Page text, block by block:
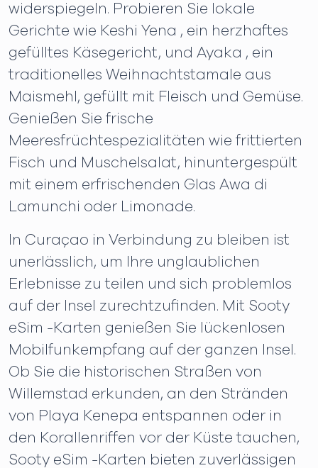
widerspiegeln. Probieren Sie lokale
Gerichte wie Keshi Yena , ein herzhaftes
gefülltes Käsegericht, und Ayaka , ein
traditionelles Weihnachtstamale aus
Maismehl, gefüllt mit Fleisch und Gemüse.
Genießen Sie frische
Meeresfrüchtespezialitäten wie frittierten
Fisch und Muschelsalat, hinuntergespült
mit einem erfrischenden Glas Awa di
Lamunchi oder Limonade.
In Curaçao in Verbindung zu bleiben ist
unerlässlich, um Ihre unglaublichen
Erlebnisse zu teilen und sich problemlos
auf der Insel zurechtzufinden. Mit Sooty
eSim -Karten genießen Sie lückenlosen
Mobilfunkempfang auf der ganzen Insel.
Ob Sie die historischen Straßen von
Willemstad erkunden, an den Stränden
von Playa Kenepa entspannen oder in
den Korallenriffen vor der Küste tauchen,
Sooty eSim -Karten bieten zuverlässigen